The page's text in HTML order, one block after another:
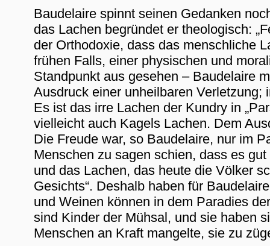
Baudelaire spinnt seinen Gedanken
das Lachen begründet er theologisch:
der Orthodoxie, dass das menschliche
frühen Falls, einer physischen und
Standpunkt aus gesehen – Baudelaire
Ausdruck einer unheilbaren
Es ist das irre Lachen der Kundry in
vielleicht auch Kagels Lachen. Dem
Die Freude war, so Baudelaire, nur im
Menschen zu sagen schien, dass es
und das Lachen, das heute die Völker
Gesichts“. Deshalb haben für
und Weinen können in dem Paradies
sind Kinder der Mühsal, und sie haben
Menschen an Kraft mangelte, sie zu